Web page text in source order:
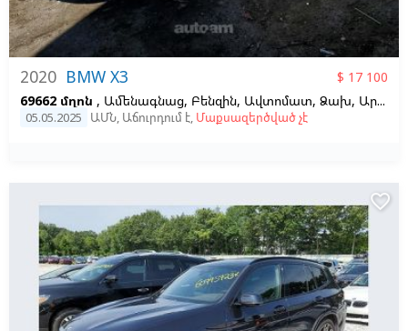
2020 BMW X3
$ 17 100
69662 մղոն , Ամենագնաց, Բենզին, Ավտոմատ, Ձախ, Արծաթագույն
05.05.2025 ԱՄՆ, Աճուրդում է, Մաքսազերծված չէ
favorite_border